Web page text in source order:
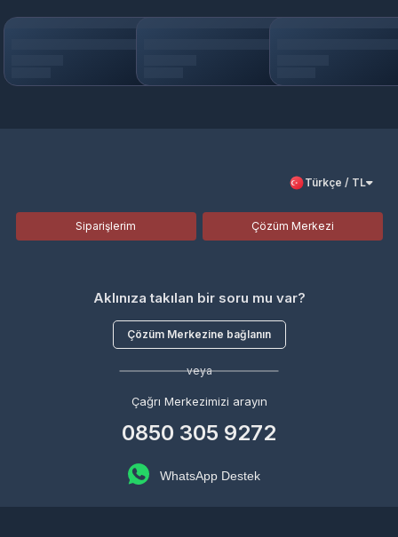
Türkçe / TL
Siparişlerim Çözüm Merkezi
Aklınıza takılan bir soru mu var?
Çözüm Merkezine bağlanın
veya
Çağrı Merkezimizi arayın
0850 305 9272
WhatsApp Destek